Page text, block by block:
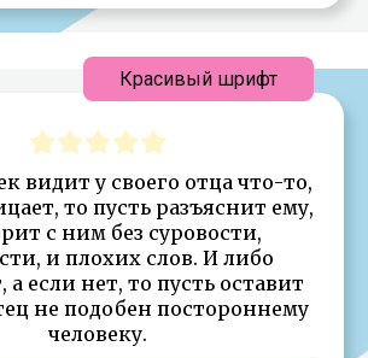
видит у своего отца что-то,
то пусть разъяснит ему,
с ним без суровости,
и плохих слов. И либо
а если нет, то пусть оставит
не подобен постороннему
человеку.
Красивый шрифт